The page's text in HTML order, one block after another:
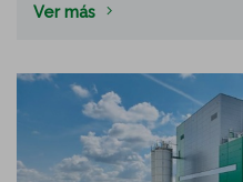
Ver más